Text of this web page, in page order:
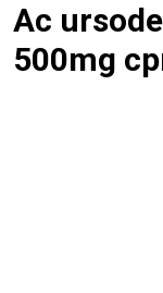
Ac
500mg